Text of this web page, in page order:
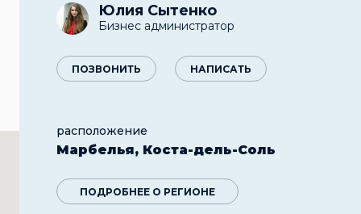
Юлия Сытенко
Бизнес администратор
ПОЗВОНИТЬ НАПИСАТЬ
расположение
Марбелья, Коста-дель-Соль
ПОДРОБНЕЕ О РЕГИОНЕ